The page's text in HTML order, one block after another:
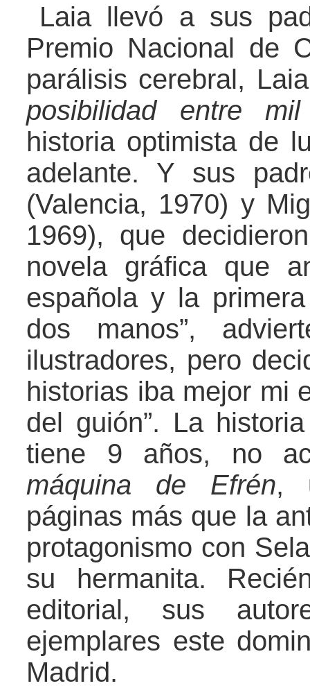
Laia llevó a sus
Premio Nacional de
parálisis cerebral,
posibilidad entre mil
historia optimista de
adelante. Y sus
(Valencia, 1970) y
1969), que
novela gráfica que
española y la
dos manos”,
ilustradores, pero
historias iba mejor mi
del guión”. La
tiene 9 años, no
máquina de Efrén,
páginas más que la
protagonismo con
su hermanita.
editorial, sus
ejemplares este
Madrid.